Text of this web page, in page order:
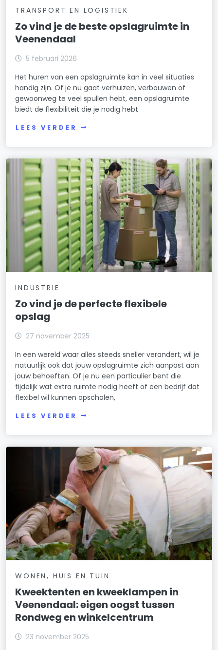
TRANSPORT EN LOGISTIEK
Zo vind je de beste opslagruimte in
Veenendaal
5 februari 2026
Het huren van een opslagruimte kan in veel situaties
handig zijn. Of je nu gaat verhuizen, verbouwen of
gewoonweg te veel spullen hebt, een opslagruimte
biedt de flexibiliteit die je nodig hebt
LEES VERDER
INDUSTRIE
Zo vind je de perfecte flexibele
opslag
27 november 2025
In een wereld waar alles steeds sneller verandert, wil je
natuurlijk ook dat jouw opslagruimte zich aanpast aan
jouw behoeften. Of je nu een particulier bent die
tijdelijk wat extra ruimte nodig heeft of een bedrijf dat
flexibel wil kunnen opschalen,
LEES VERDER
WONEN, HUIS EN TUIN
Kweektenten en kweeklampen in
Veenendaal: eigen oogst tussen
Rondweg en winkelcentrum
23 november 2025